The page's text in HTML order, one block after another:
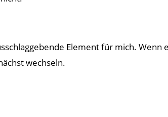
Element für mich.
wechseln.